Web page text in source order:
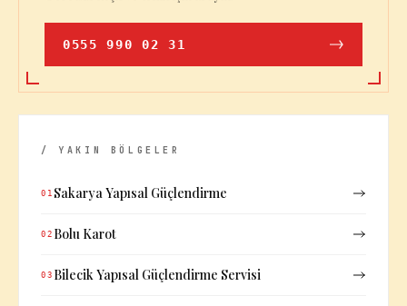
0555 990 02 31
/ YAKIN BÖLGELER
01 Sakarya Yapısal Güçlendirme
02 Bolu Karot
03 Bilecik Yapısal Güçlendirme Servisi